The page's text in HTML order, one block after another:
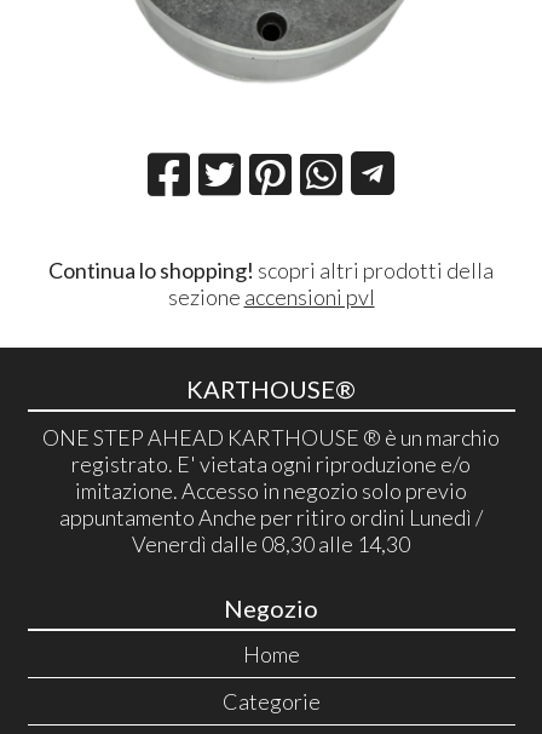
Continua lo shopping! scopri altri prodotti della
sezione accensioni pvl
KARTHOUSE®
ONE STEP AHEAD KARTHOUSE ® è un marchio
registrato. E' vietata ogni riproduzione e/o
imitazione. Accesso in negozio solo previo
appuntamento Anche per ritiro ordini Lunedì /
Venerdì dalle 08,30 alle 14,30
Negozio
Home
Categorie